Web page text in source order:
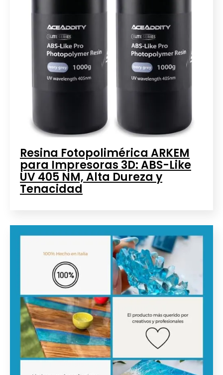
Resina Fotopolimérica ARKEM
para Impresoras 3D: ABS-Like
UV 405 NM, Alta Dureza y
Tenacidad